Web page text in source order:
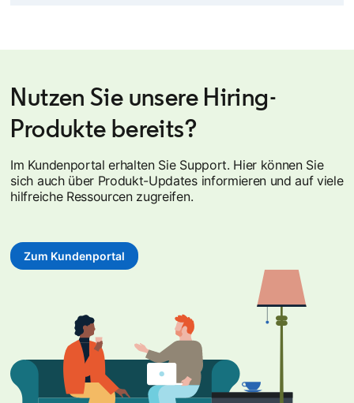
Nutzen Sie unsere Hiring-
Produkte bereits?
hilfreiche Ressourcen zugreifen.